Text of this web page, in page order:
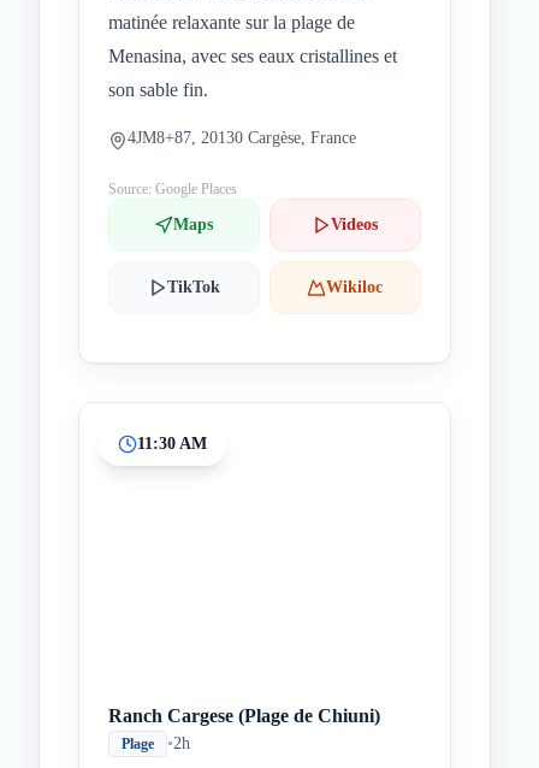
matinée relaxante sur la plage de
Menasina, avec ses eaux cristallines et
son sable fin.
4JM8+87, 20130 Cargèse, France
Source: Google Places
Maps Videos
TikTok Wikiloc
11:30 AM
Ranch Cargese (Plage de Chiuni)
Plage •2h